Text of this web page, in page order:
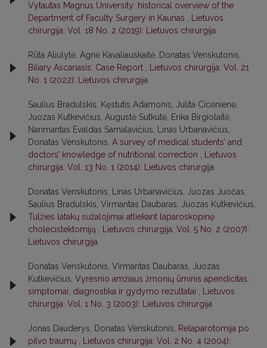
Vytautas Magnus University: historical overview of the
Department of Faculty Surgery in Kaunas
Lietuvos
chirurgija: Vol. 18 No. 2 (2019): Lietuvos chirurgija
Rūta Aliulytė, Agnė Kavaliauskaitė, Donatas Venskutonis,
Biliary Ascariasis: Case Report
Lietuvos chirurgija: Vol. 21
No. 1 (2022): Lietuvos chirurgija
Saulius Bradulskis, Kęstutis Adamonis, Julita Cicėnienė,
Juozas Kutkevičius, Augustė Sutkutė, Erika Birgiolaitė,
Narimantas Evaldas Samalavičius, Linas Urbanavičius,
Donatas Venskutonis, A survey of medical students’ and
doctors’ knowledge of nutritional correction
Lietuvos
chirurgija: Vol. 13 No. 1 (2014): Lietuvos chirurgija
Donatas Venskutonis, Linas Urbanavičius, Juozas Juočas,
Saulius Bradulskis, Virmantas Daubaras, Juozas Kutkevičius,
Tulžies latakų sužalojimai atliekant laparoskopinę
cholecistektomiją
Lietuvos chirurgija: Vol. 5 No. 2 (2007):
Lietuvos chirurgija
Donatas Venskutonis, Virmantas Daubaras, Juozas
Kutkevičius, Vyresnio amžiaus žmonių ūminis apendicitas:
simptomai, diagnostika ir gydymo rezultatai
Lietuvos
chirurgija: Vol. 1 No. 3 (2003): Lietuvos chirurgija
Jonas Dauderys, Donatas Venskutonis,
Relaparotomija po
pilvo traumų
Lietuvos chirurgija: Vol. 2 No. 4 (2004):